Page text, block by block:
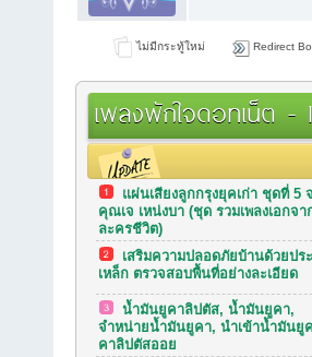
ไม่มีกระทู้ใหม่ Redirect
เพลงพักใจดอทเน็ต -
กระทู้เมื่อเร็วๆ นี้
แผ่นเสียงลูกกรุงยุคเก่า ชุดที่ 5
คุณเจ เหน่งบา (ชุด รวมเพลงเอกจา
ละครชีวิต)
เสริมความปลอดภัยบ้านด้วยปร
เหล็ก ตรวจสอบพื้นที่อย่างละเอียด
น้ำมันยูคาลิปตัส, น้ำมันยูคา,
จำหน่ายน้ำมันยูคา, นำเข้าน้ำมันยู
คาลิปตัสออย